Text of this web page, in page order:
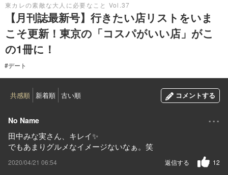
東カレの素敵な大人に必要なこと Vol.37
【月刊誌最新号】行きたい店リストをいま
こそ更新！東京の「コスパがいい店」がこ
の1冊に！
#デート
共感順 新着順 古い順 コメントする
No Name ...
田中みな実さん、キレイ✨
でもあまりグルメなイメージないなぁ。笑
2020/04/21 06:54 12
返信する